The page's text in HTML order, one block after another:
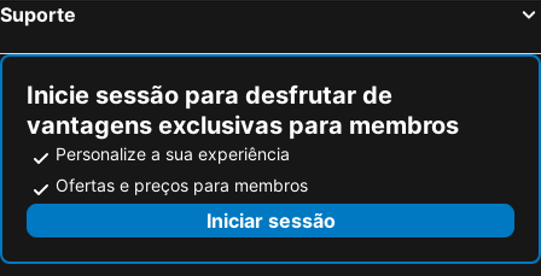
Suporte
Inicie sessão para desfrutar de
vantagens exclusivas para membros
Personalize a sua experiência
Ofertas e preços para membros
Iniciar sessão